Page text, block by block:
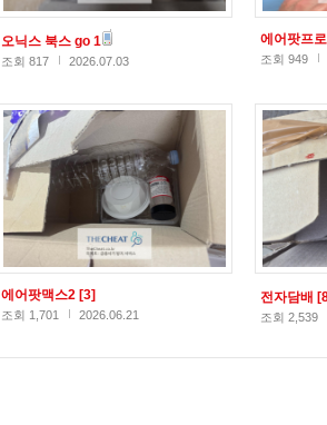
오닉스 북스 go 1
조회 817 2026.07.03
에어팟프
조회 949
에어팟맥스2 [3]
조회 1,701 2026.06.21
전자담배
조회 2,539